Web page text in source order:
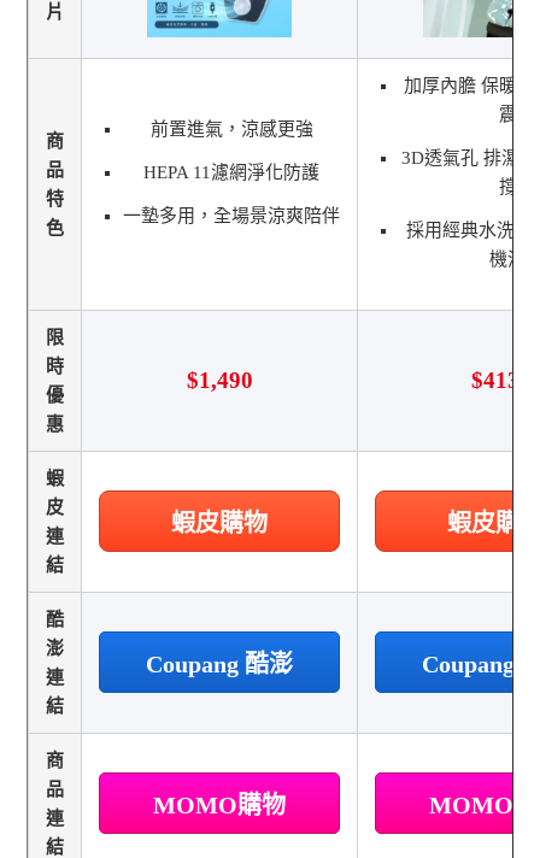
片
商
品
特
色
前置進氣，涼感更強
HEPA 11濾網淨化防護
一墊多用，全場景涼爽陪伴
加厚內膽 保暖舒
震
3D透氣孔 排濕
撐
採用經典水洗工
機洗
限
時
優
惠
$1,490 $413
蝦
皮
連
結
蝦皮購物 蝦皮購
酷
澎
連
結
Coupang 酷澎 Coupang
商
品
連
結
MOMO購物 MOMO